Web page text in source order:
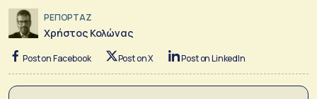
ΡΕΠΟΡΤΑΖ
Χρήστος Κολώνας
Post on Facebook Post on X Post on LinkedIn